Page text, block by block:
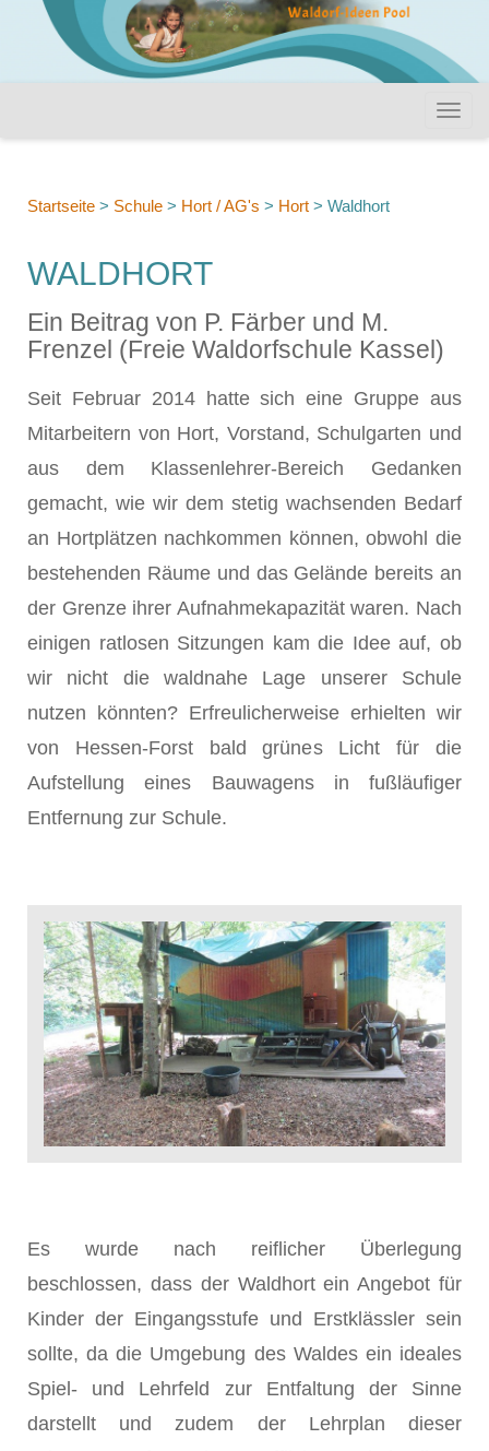
Startseite > Schule > Hort / AG's > Hort > Waldhort
WALDHORT
Ein Beitrag von P. Färber und M.
Frenzel (Freie Waldorfschule Kassel)
Seit Februar 2014 hatte sich eine Gruppe aus
Mitarbeitern von Hort, Vorstand, Schulgarten und
aus dem Klassenlehrer-Bereich Gedanken
gemacht, wie wir dem stetig wachsenden Bedarf
an Hortplätzen nachkommen können, obwohl die
bestehenden Räume und das Gelände bereits an
der Grenze ihrer Aufnahmekapazität waren. Nach
einigen ratlosen Sitzungen kam die Idee auf, ob
wir nicht die waldnahe Lage unserer Schule
nutzen könnten? Erfreulicherweise erhielten wir
von Hessen-Forst bald grünes Licht für die
Aufstellung eines Bauwagens in fußläufiger
Entfernung zur Schule.
Es wurde nach reiflicher Überlegung
beschlossen, dass der Waldhort ein Angebot für
Kinder der Eingangsstufe und Erstklässler sein
sollte, da die Umgebung des Waldes ein ideales
Spiel- und Lehrfeld zur Entfaltung der Sinne
darstellt und zudem der Lehrplan dieser